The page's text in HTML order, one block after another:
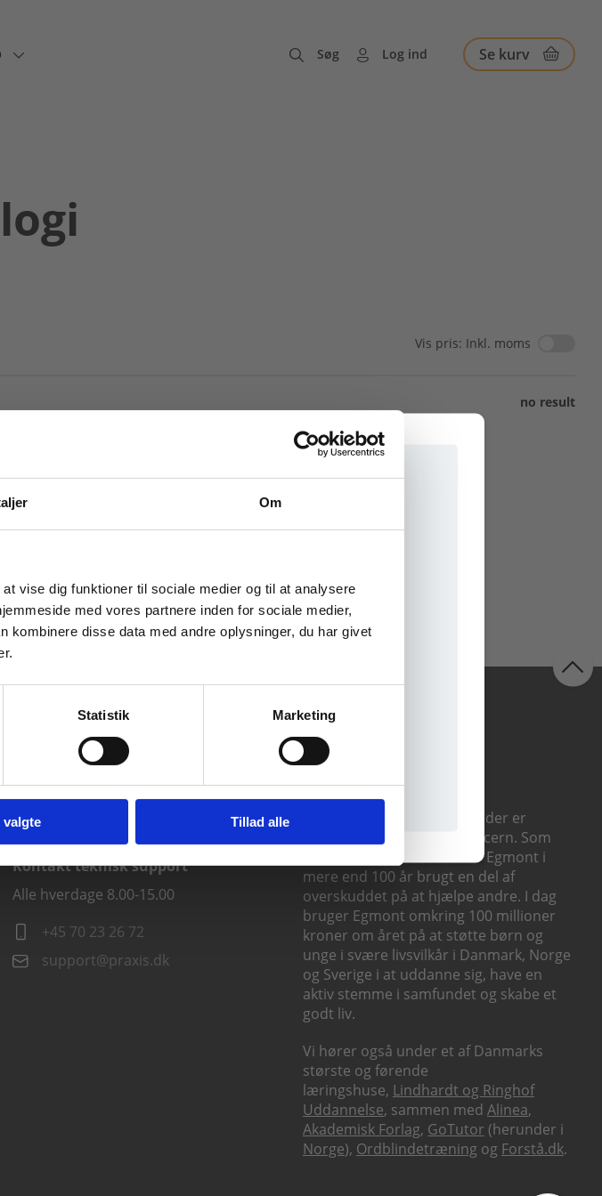
Om
vise dig funktioner til sociale medier og til at analysere
med vores partnere inden for sociale medier,
kombinere disse data med andre oplysninger, du har givet
Statistik Marketing
valgte Tillad alle
Søg Log ind Se kurv
Vis pris: Inkl. moms
no result
Kontakt kundeservice
Alle hverdage kl. 10.00-15.00
info@praxis.dk
Kontakt teknisk support
Alle hverdage 8.00-15.00
+45 70 23 26 72
support@praxis.dk
Følg os
Praxis er en del af Egmont, der er
Nordens største mediekoncern. Som
erhvervsdrivende fond har Egmont i
mere end 100 år brugt en del af
overskuddet på at hjælpe andre. I dag
bruger Egmont omkring 100 millioner
kroner om året på at støtte børn og
unge i svære livsvilkår i Danmark, Norge
og Sverige i at uddanne sig, have en
aktiv stemme i samfundet og skabe et
godt liv.
Vi hører også under et af Danmarks
største og førende
læringshuse, Lindhardt og Ringhof
Uddannelse, sammen med Alinea,
Akademisk Forlag, GoTutor (herunder i
Norge), Ordblindetræning og Forstå.dk.
Tilgå dine onlinematerialer